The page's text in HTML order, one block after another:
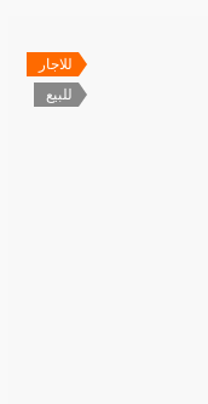
للاجار
للبيع